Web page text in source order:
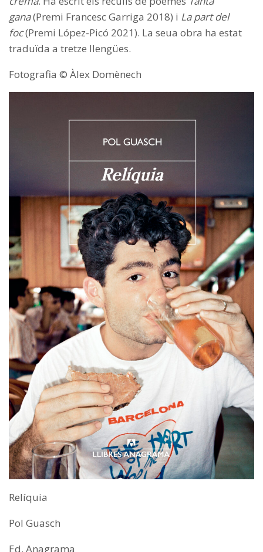
gana(Premi Francesc Garriga 2018) i La part del
foc(Premi López-Picó 2021). La seua obra ha estat
traduïda a tretze llengües.
Fotografia © Àlex Domènech
Relíquia
Pol Guasch
Ed. Anagrama